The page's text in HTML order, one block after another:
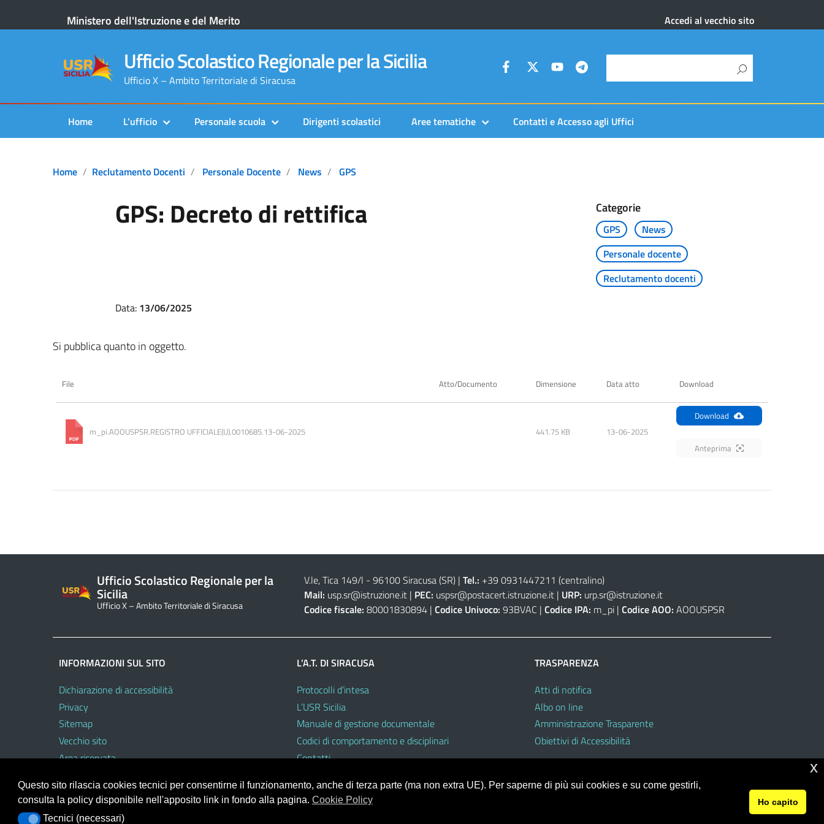
Ministero dell'Istruzione e del Merito Accedi al vecchio sito
Ufficio Scolastico Regionale per la Sicilia
Ufficio X – Ambito Territoriale di Siracusa
Home L’ufficio Personale scuola Dirigenti scolastici Aree tematiche Contatti e Accesso agli Uffici
Home Reclutamento Docenti Personale Docente News GPS
GPS: Decreto di rettifica Categorie
GPS
News
Personale docente
Reclutamento docenti
Data: 13/06/2025
Si pubblica quanto in oggetto.
File Atto/Documento Dimensione Data atto Download
m_pi.AOOUSPSR.REGISTRO UFFICIALE(U).0010685.13-06-2025 441.75 KB 13-06-2025
Download
Anteprima
Ufficio Scolastico Regionale per la
Sicilia
Ufficio X – Ambito Territoriale di Siracusa
V.le, Tica 149/l - 96100 Siracusa (SR)| Tel.: +39 0931447211 (centralino)
Mail: usp.sr@istruzione.it| PEC: uspsr@postacert.istruzione.it| URP: urp.sr@istruzione.it
Codice fiscale: 80001830894 | Codice Univoco: 93BVAC | Codice IPA: m_pi | Codice AOO: AOOUSPSR
INFORMAZIONI SUL SITO
Dichiarazione di accessibilità
Privacy
Sitemap
Vecchio sito
Area riservata
L’A.T. DI SIRACUSA
Protocolli d’intesa
L’USR Sicilia
Manuale di gestione documentale
Codici di comportamento e disciplinari
Contatti
TRASPARENZA
Atti di notifica
Albo on line
Amministrazione Trasparente
Obiettivi di Accessibilità
Portale realizzato con la piattaforma © 2026 Ufficio Scolastico Regionale per la Sicilia
Questo sito rilascia cookies tecnici per consentirne il funzionamento, anche di terza parte (ma non extra UE). Per saperne di più sui cookies e su come gestirli,
consulta la policy disponibile nell'apposito link in fondo alla pagina. Cookie Policy
Tecnici (necessari)
Tecnici (necessari)
Ho capito
x